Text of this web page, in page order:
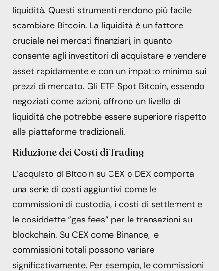
liquidità. Questi strumenti rendono più facile
scambiare Bitcoin. La liquidità è un fattore
cruciale nei mercati finanziari, in quanto
consente agli investitori di acquistare e vendere
asset rapidamente e con un impatto minimo sui
prezzi di mercato. Gli ETF Spot Bitcoin, essendo
negoziati come azioni, offrono un livello di
liquidità che potrebbe essere superiore rispetto
alle piattaforme tradizionali.
Riduzione dei Costi di Trading
L’acquisto di Bitcoin su CEX o DEX comporta
una serie di costi aggiuntivi come le
commissioni di custodia, i costi di settlement e
le cosiddette “gas fees” per le transazioni su
blockchain. Su CEX come Binance, le
commissioni totali possono variare
significativamente. Per esempio, le commissioni